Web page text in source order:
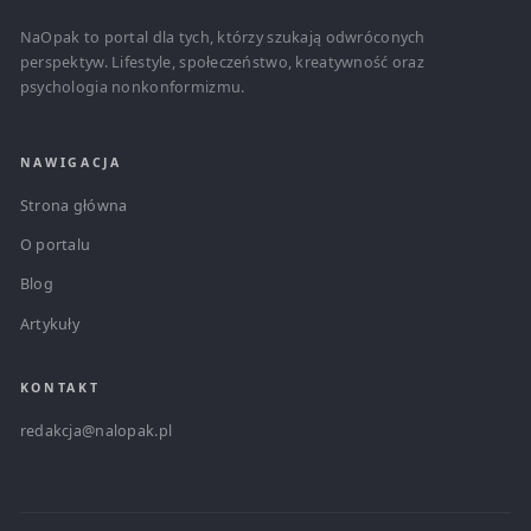
NaOpak to portal dla tych, którzy szukają odwróconych
perspektyw. Lifestyle, społeczeństwo, kreatywność oraz
psychologia nonkonformizmu.
NAWIGACJA
Strona główna
O portalu
Blog
Artykuły
KONTAKT
redakcja@nalopak.pl